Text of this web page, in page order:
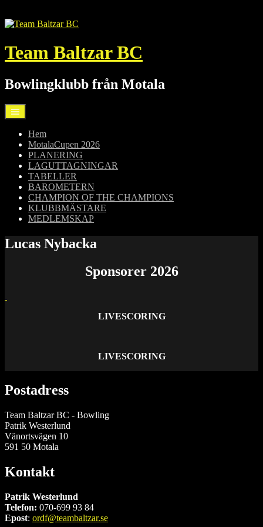
till
Team Baltzar BC
Bowlingklubb från Motala
Hem
MotalaCupen 2026
PLANERING
LAGUTTAGNINGAR
TABELLER
BAROMETERN
CHAMPION OF THE CHAMPIONS
KLUBBMÄSTARE
MEDLEMSKAP
Lucas Nybacka
Sponsorer 2026
LIVESCORING
LIVESCORING
Postadress
Team Baltzar BC - Bowling
Patrik Westerlund
Vänortsvägen 10
591 50 Motala
Kontakt
Patrik Westerlund
Telefon: 070-699 93 84
Epost: ordf@teambaltzar.se